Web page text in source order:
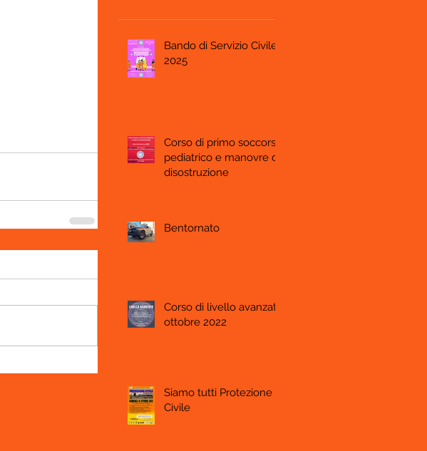
Bando di Servizio Civile
2025
Corso di primo soccorso
pediatrico e manovre di
disostruzione
Bentornato
Corso di livello avanzato
ottobre 2022
Siamo tutti Protezione
Civile